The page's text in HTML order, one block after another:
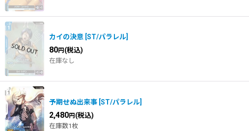
カイの決意 ST/パラレル
80円 (税込)
在庫なし
予期せぬ出来事 ST/パラレル
2,480円 (税込)
在庫数1枚